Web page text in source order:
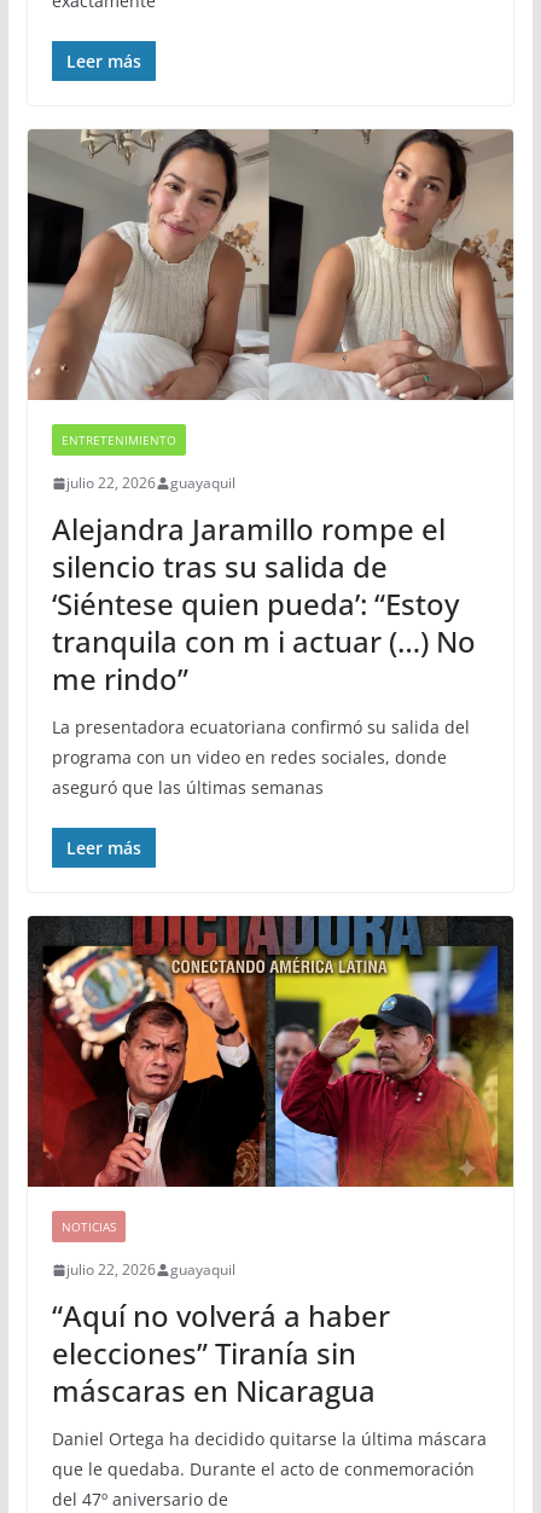
Leer más
ENTRETENIMIENTO
julio 22, 2026 guayaquil
​Alejandra Jaramillo rompe el
silencio tras su salida de
‘Siéntese quien pueda’: “Estoy
tranquila con m i actuar (…) No
me rindo”
La presentadora ecuatoriana confirmó su salida del
programa con un video en redes sociales, donde
aseguró que las últimas semanas
Leer más
NOTICIAS
julio 22, 2026 guayaquil
“Aquí no volverá a haber
elecciones” Tiranía sin
máscaras en Nicaragua
Daniel Ortega ha decidido quitarse la última máscara
que le quedaba. Durante el acto de conmemoración
del 47º aniversario de